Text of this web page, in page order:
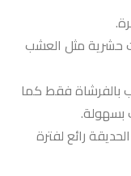
حشرية مثل العشب
بالفرشاة فقط كما
بسهولة.
رائع لفترة